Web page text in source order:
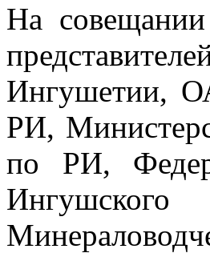
На
Ингушетии,
РИ,
по РИ,